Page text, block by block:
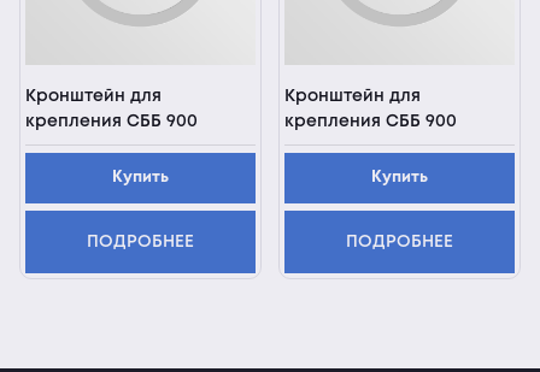
Кронштейн для
крепления СББ 900
Купить
ПОДРОБНЕЕ
Кронштейн для
крепления СББ 900
Купить
ПОДРОБНЕЕ